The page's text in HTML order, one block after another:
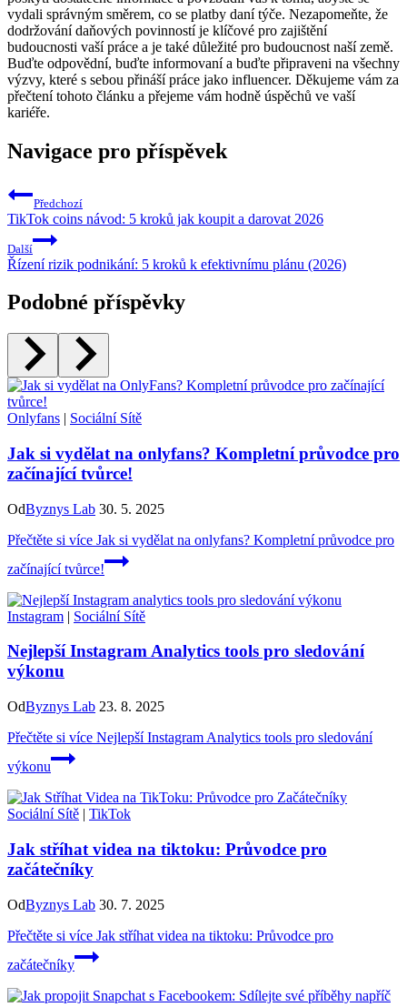
vydali správným směrem, co se platby daní týče. Nezapomeňte, že
dodržování daňových povinností je klíčové pro zajištění
budoucnosti vaší práce a je také důležité pro budoucnost naší země.
Buďte odpovědní, buďte informovaní a buďte připraveni na všechny
výzvy, které s sebou přináší práce jako influencer. Děkujeme vám za
přečtení tohoto článku a přejeme vám hodně úspěchů ve vaší
kariéře.
Navigace pro příspěvek
Předchozí
TikTok coins návod: 5 kroků jak koupit a darovat 2026
Další
Řízení rizik podnikání: 5 kroků k efektivnímu plánu (2026)
Podobné příspěvky
Onlyfans | Sociální Sítě
Jak si vydělat na onlyfans? Kompletní průvodce pro
začínající tvůrce!
OdByznys Lab 30. 5. 2025
Přečtěte si více Jak si vydělat na onlyfans? Kompletní průvodce pro
začínající tvůrce!
Instagram | Sociální Sítě
Nejlepší Instagram Analytics tools pro sledování
výkonu
OdByznys Lab 23. 8. 2025
Přečtěte si více Nejlepší Instagram Analytics tools pro sledování
výkonu
Sociální Sítě | TikTok
Jak stříhat videa na tiktoku: Průvodce pro
začátečníky
OdByznys Lab 30. 7. 2025
Přečtěte si více Jak stříhat videa na tiktoku: Průvodce pro
začátečníky